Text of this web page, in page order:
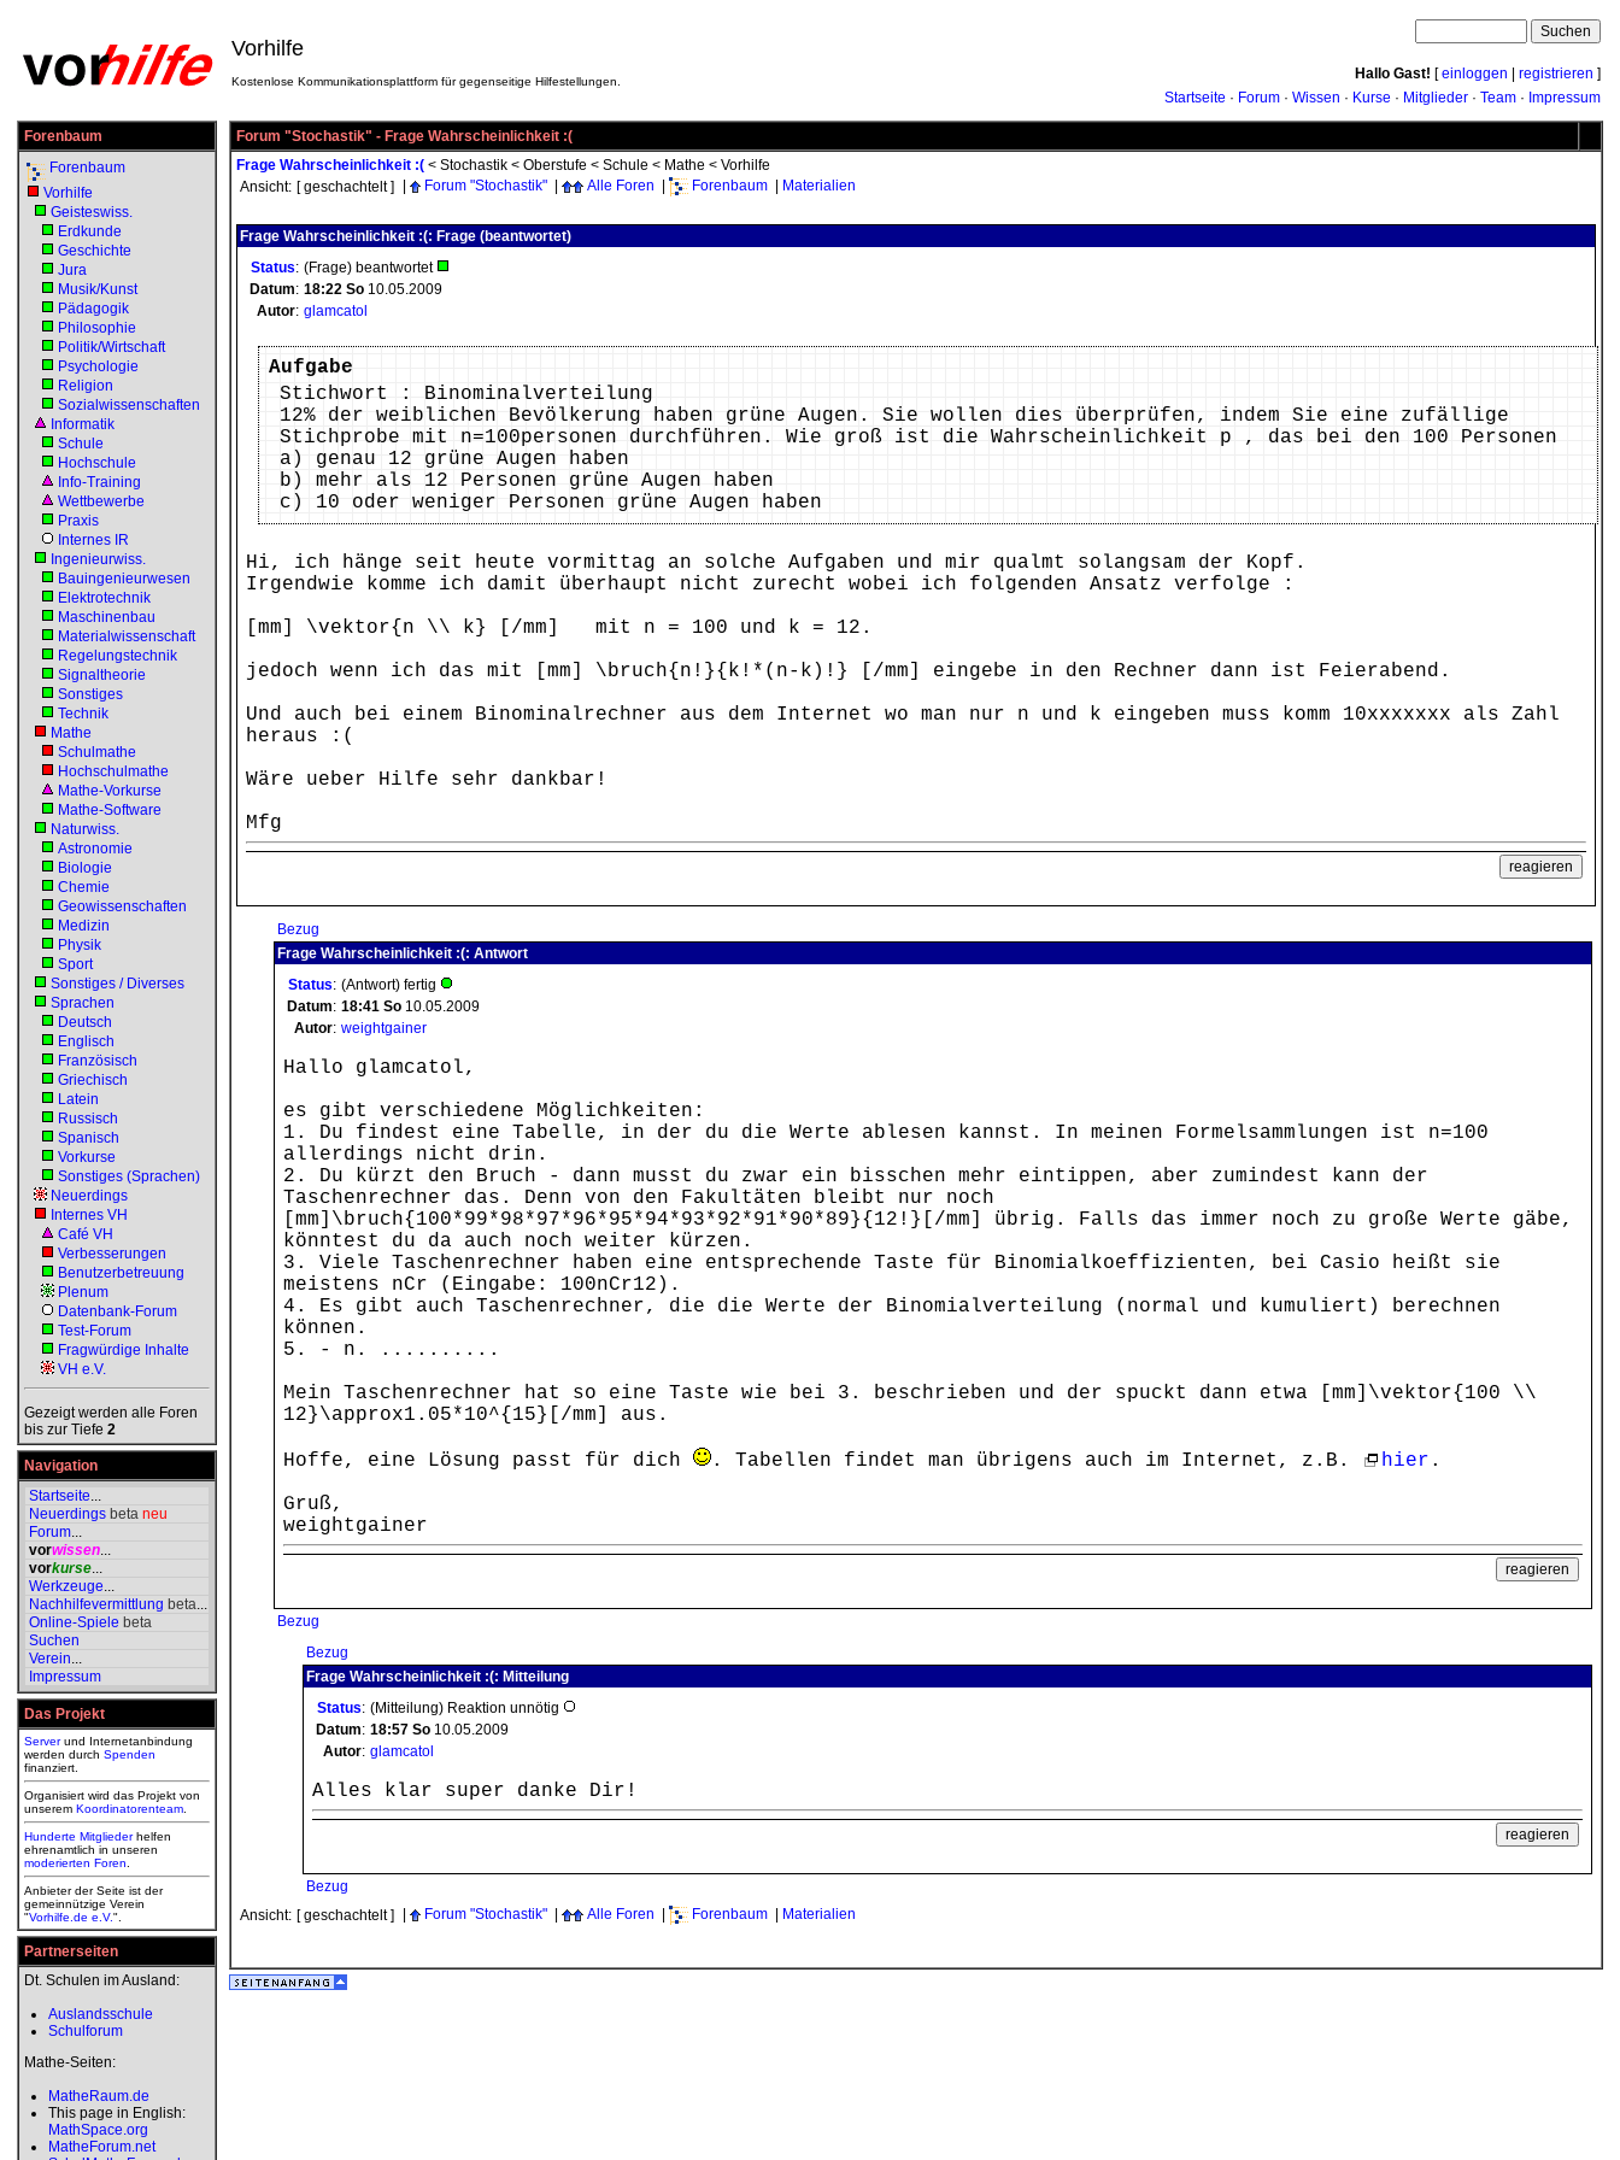
Vorhilfe
Kostenlose Kommunikationsplattform für gegenseitige Hilfestellungen. Hallo Gast! [einloggen registrieren ]
Startseite · Forum · Wissen · Kurse · Mitglieder · Team · Impressum
Forenbaum
Forenbaum
Vorhilfe
Geisteswiss.
Erdkunde
Geschichte
Jura
Musik/Kunst
Pädagogik
Philosophie
Politik/Wirtschaft
Psychologie
Religion
Sozialwissenschaften
Informatik
Schule
Hochschule
Info-Training
Wettbewerbe
Praxis
Internes IR
Ingenieurwiss.
Bauingenieurwesen
Elektrotechnik
Maschinenbau
Materialwissenschaft
Regelungstechnik
Signaltheorie
Sonstiges
Technik
Mathe
Schulmathe
Hochschulmathe
Mathe-Vorkurse
Mathe-Software
Naturwiss.
Astronomie
Biologie
Chemie
Geowissenschaften
Medizin
Physik
Sport
Sonstiges / Diverses
Sprachen
Deutsch
Englisch
Französisch
Griechisch
Latein
Russisch
Spanisch
Vorkurse
Sonstiges (Sprachen)
Neuerdings
Internes VH
Café VH
Verbesserungen
Benutzerbetreuung
Plenum
Datenbank-Forum
Test-Forum
Fragwürdige Inhalte
VH e.V.
Gezeigt werden alle Foren
bis zur Tiefe 2
Navigation
Startseite...
Neuerdings beta neu
Forum...
vorwissen...
vorkurse...
Werkzeuge...
Nachhilfevermittlung beta...
Online-Spiele beta
Suchen
Verein...
Impressum
Das Projekt
Serverund Internetanbindung
werden durch Spenden
finanziert.
Organisiert wird das Projekt von
unserem Koordinatorenteam
Hunderte Mitgliederhelfen
ehrenamtlich in unseren
moderierten Foren
Anbieter der Seite ist der
gemeinnützige Verein
"Vorhilfe.de e.V.".
Partnerseiten
Dt. Schulen im Ausland:
Auslandsschule
Schulforum
Mathe-Seiten:
MatheRaum.de
This page in English:
MathSpace.org
MatheForum.net
Forum "Stochastik" - Frage Wahrscheinlichkeit :(
Frage Wahrscheinlichkeit :( < Stochastik < Oberstufe < Schule < Mathe < Vorhilfe
Ansicht: [ geschachtelt ] Forum "Stochastik" Alle Foren Forenbaum Materialien
Frage Wahrscheinlichkeit :(: Frage (beantwortet)
Status: (Frage) beantwortet
Datum: 18:22 So 10.05.2009
Autor: glamcatol
Aufgabe
Stichwort : Binominalverteilung
12% der weiblichen Bevölkerung haben grüne Augen. Sie wollen dies überprüfen, indem Sie eine zufällige
Stichprobe mit n=100personen durchführen. Wie groß ist die Wahrscheinlichkeit p , das bei den 100 Personen
a) genau 12 grüne Augen haben
b) mehr als 12 Personen grüne Augen haben
c) 10 oder weniger Personen grüne Augen haben
Hi, ich hänge seit heute vormittag an solche Aufgaben und mir qualmt solangsam der Kopf.
Irgendwie komme ich damit überhaupt nicht zurecht wobei ich folgenden Ansatz verfolge :
[mm] \vektor{n \\ k} [/mm] mit n = 100 und k = 12.
jedoch wenn ich das mit [mm] \bruch{n!}{k!*(n-k)!} [/mm] eingebe in den Rechner dann ist Feierabend.
Und auch bei einem Binominalrechner aus dem Internet wo man nur n und k eingeben muss komm 10xxxxxxx als Zahl
heraus :(
Wäre ueber Hilfe sehr dankbar!
Mfg
Bezug
Frage Wahrscheinlichkeit :(: Antwort
Status: (Antwort) fertig
Datum: 18:41 So 10.05.2009
Autor: weightgainer
Hallo glamcatol,
es gibt verschiedene Möglichkeiten:
1. Du findest eine Tabelle, in der du die Werte ablesen kannst. In meinen Formelsammlungen ist n=100
allerdings nicht drin.
2. Du kürzt den Bruch - dann musst du zwar ein bisschen mehr eintippen, aber zumindest kann der
Taschenrechner das. Denn von den Fakultäten bleibt nur noch
[mm]\bruch{100*99*98*97*96*95*94*93*92*91*90*89}{12!}[/mm] übrig. Falls das immer noch zu große Werte gäbe,
könntest du da auch noch weiter kürzen.
3. Viele Taschenrechner haben eine entsprechende Taste für Binomialkoeffizienten, bei Casio heißt sie
meistens nCr (Eingabe: 100nCr12).
4. Es gibt auch Taschenrechner, die die Werte der Binomialverteilung (normal und kumuliert) berechnen
können.
5. - n. ..........
Mein Taschenrechner hat so eine Taste wie bei 3. beschrieben und der spuckt dann etwa [mm]\vektor{100 \\
12}\approx1.05*10^{15}[/mm] aus.
Hoffe, eine Lösung passt für dich . Tabellen findet man übrigens auch im Internet, z.B. hier .
Gruß,
weightgainer
Bezug
Bezug
Frage Wahrscheinlichkeit :(: Mitteilung
Status: (Mitteilung) Reaktion unnötig
Datum: 18:57 So 10.05.2009
Autor: glamcatol
Alles klar super danke Dir!
Bezug
Ansicht: [ geschachtelt ] Forum "Stochastik" Alle Foren Forenbaum Materialien